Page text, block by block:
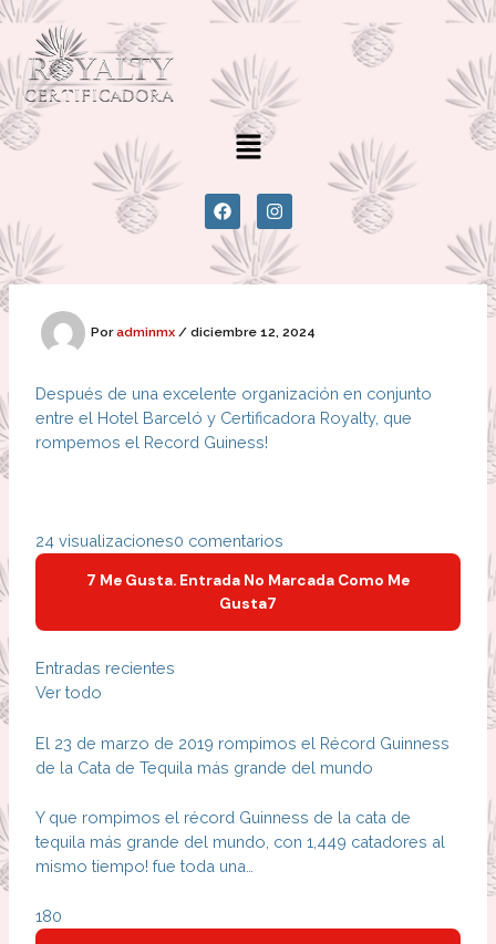
Ir
contenido
Menú
F
a
c
e
b
k
I
n
t
a
g
a
m
Poradminmx / diciembre 12, 2024
Después de una excelente organización en conjunto
entre el Hotel Barceló y Certificadora Royalty, que
rompemos el Record Guiness!
24 visualizaciones0 comentarios
7 Me Gusta. Entrada No Marcada Como Me
Gusta7
Entradas recientes
Ver todo
El 23 de marzo de 2019 rompimos el Récord Guinness
de la Cata de Tequila más grande del mundo
Y que rompimos el récord Guinness de la cata de
tequila más grande del mundo, con 1,449 catadores al
mismo tiempo! fue toda una…
180